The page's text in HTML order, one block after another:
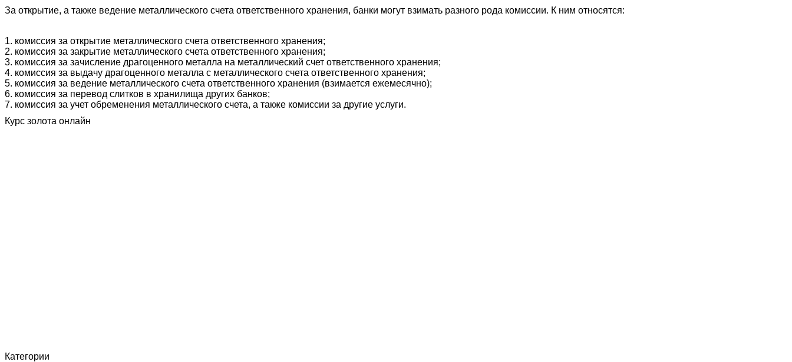
За открытие, а также ведение металлического счета ответственного хранения, банки могут взимать разного рода комиссии. К ним относятся:
1. комиссия за открытие металлического счета ответственного хранения;
2. комиссия за закрытие металлического счета ответственного хранения;
3. комиссия за зачисление драгоценного металла на металлический счет ответственного хранения;
4. комиссия за выдачу драгоценного металла с металлического счета ответственного хранения;
5. комиссия за ведение металлического счета ответственного хранения (взимается ежемесячно);
6. комиссия за перевод слитков в хранилища других банков;
7. комиссия за учет обременения металлического счета, а также комиссии за другие услуги.
Курс золота онлайн
Категории